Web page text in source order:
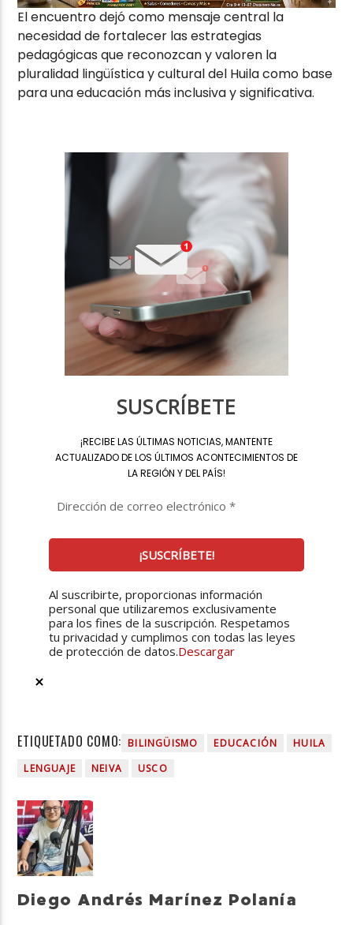
El encuentro dejó como mensaje central la
necesidad de fortalecer las estrategias
pedagógicas que reconozcan y valoren la
pluralidad lingüística y cultural del Huila como base
para una educación más inclusiva y significativa.
SUSCRÍBETE
¡RECIBE LAS ÚLTIMAS NOTICIAS, MANTENTE
ACTUALIZADO DE LOS ÚLTIMOS ACONTECIMIENTOS DE
LA REGIÓN Y DEL PAÍS!
Al suscribirte, proporcionas información
personal que utilizaremos exclusivamente
para los fines de la suscripción. Respetamos
tu privacidad y cumplimos con todas las leyes
de protección de datos.Descargar
ETIQUETADO COMO: BILINGÜISMO EDUCACIÓN
HUILA
LENGUAJE
NEIVA USCO
Diego Andrés Marínez Polanía